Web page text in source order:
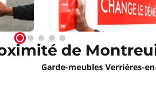
de
Garde-meubles Verrières-